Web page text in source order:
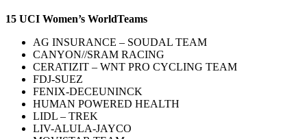
15 UCI Women’s WorldTeams
AG INSURANCE – SOUDAL TEAM
CANYON//SRAM RACING
CERATIZIT – WNT PRO CYCLING TEAM
FDJ-SUEZ
FENIX-DECEUNINCK
HUMAN POWERED HEALTH
LIDL – TREK
LIV-ALULA-JAYCO